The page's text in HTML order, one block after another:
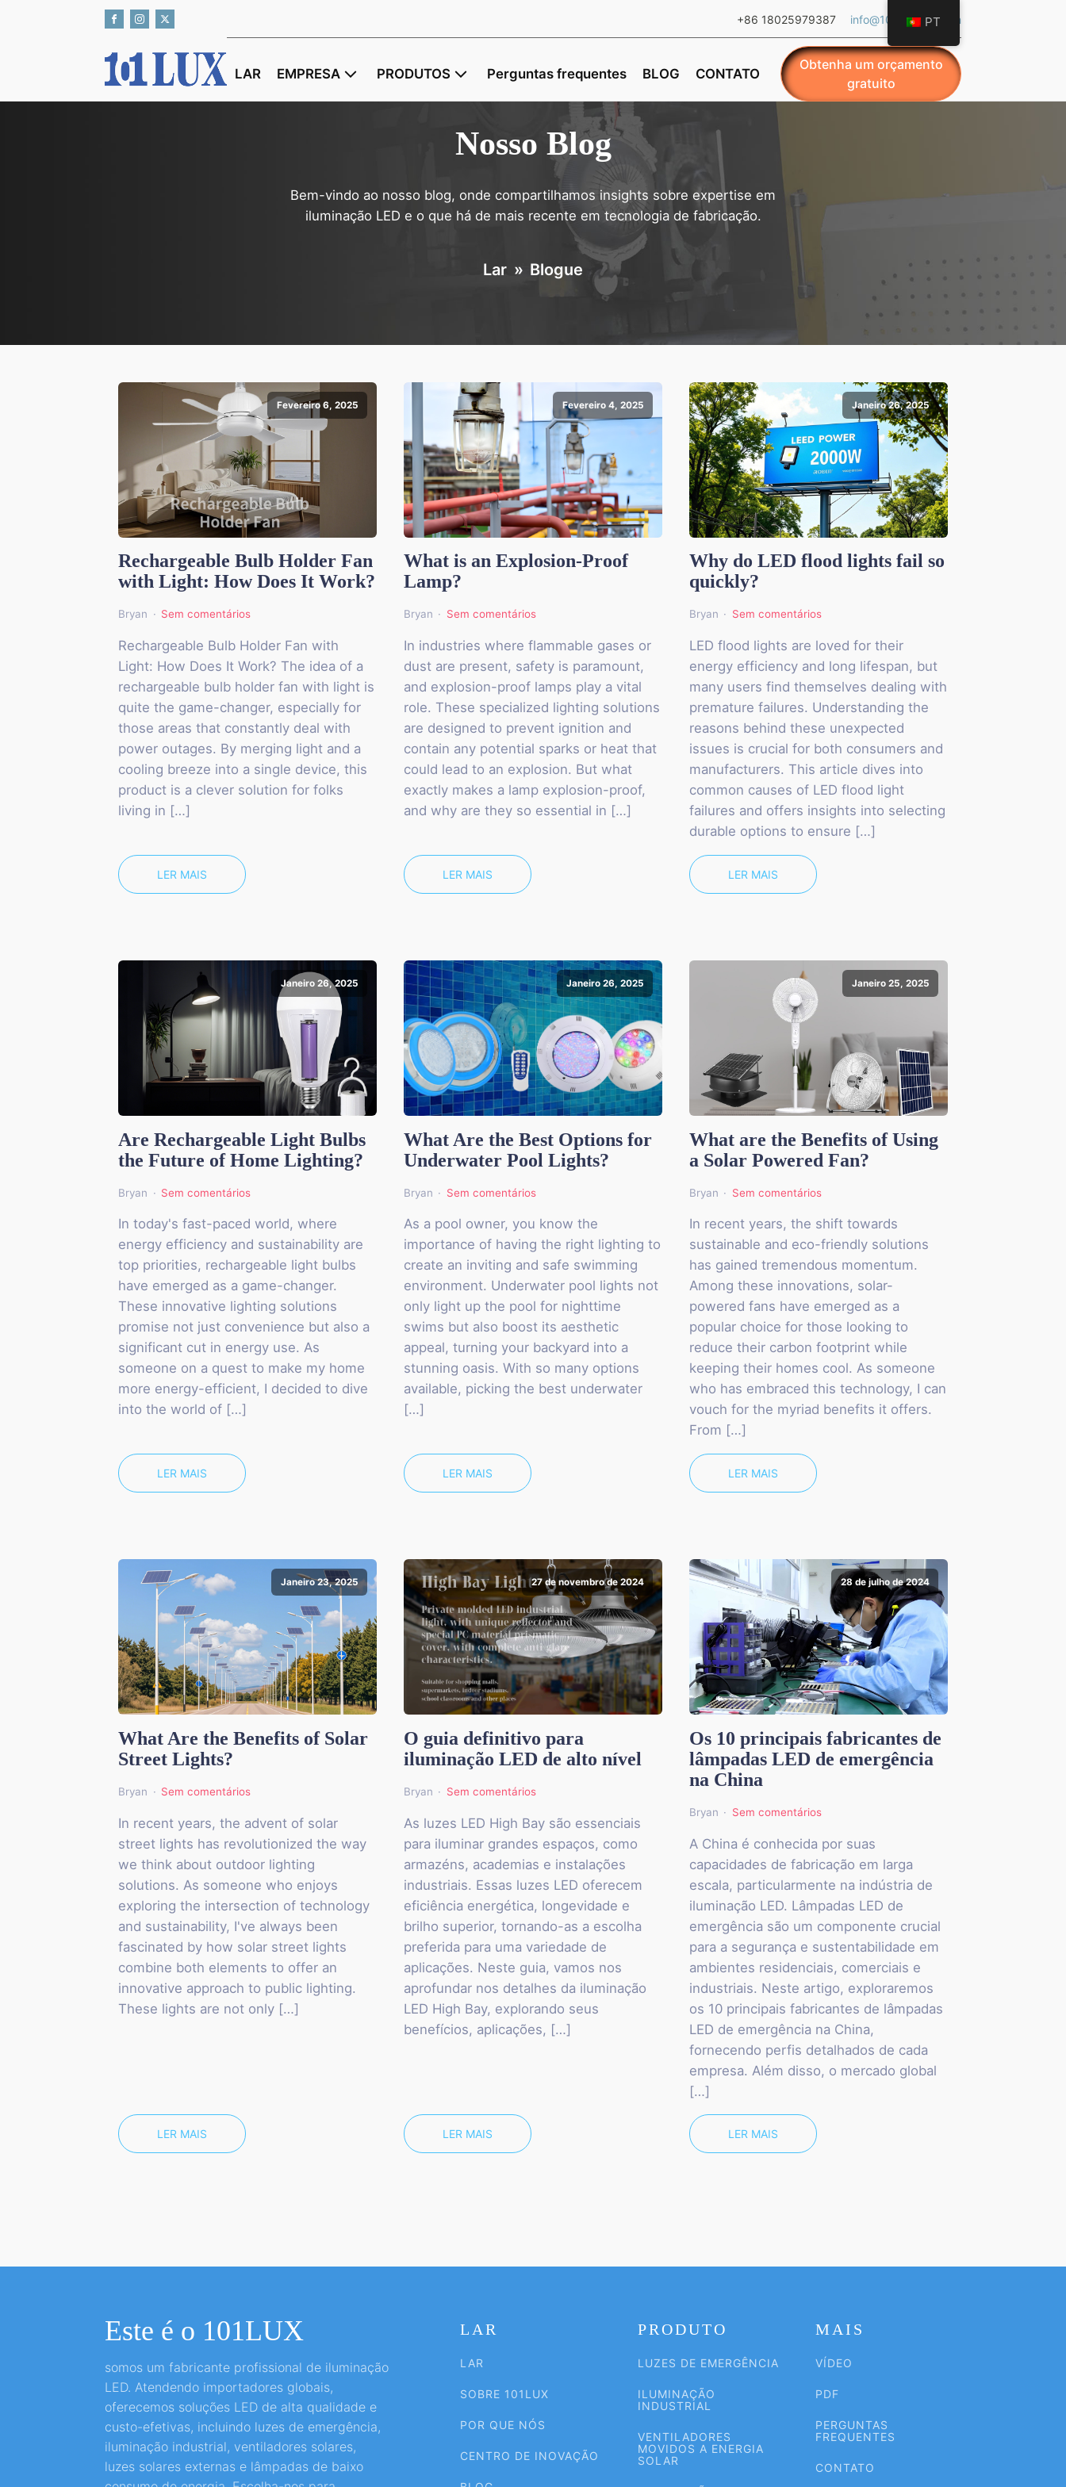
+86 18025979387 info@101ledlight.com
LAR EMPRESA PRODUTOS Perguntas frequentes BLOG CONTATO
Obtenha um orçamento
gratuito
Nosso Blog
Bem-vindo ao nosso blog, onde compartilhamos insights sobre expertise em
iluminação LED e o que há de mais recente em tecnologia de fabricação.
Lar » Blogue
Fevereiro 6, 2025
Rechargeable Bulb Holder Fan
with Light: How Does It Work?
Bryan Sem comentários
Rechargeable Bulb Holder Fan with
Light: How Does It Work? The idea of a
rechargeable bulb holder fan with light is
quite the game-changer, especially for
those areas that constantly deal with
power outages. By merging light and a
cooling breeze into a single device, this
product is a clever solution for folks
living in […]
LER MAIS
Fevereiro 4, 2025
What is an Explosion-Proof
Lamp?
Bryan Sem comentários
In industries where flammable gases or
dust are present, safety is paramount,
and explosion-proof lamps play a vital
role. These specialized lighting solutions
are designed to prevent ignition and
contain any potential sparks or heat that
could lead to an explosion. But what
exactly makes a lamp explosion-proof,
and why are they so essential in […]
LER MAIS
Janeiro 26, 2025
Why do LED flood lights fail so
quickly?
Bryan Sem comentários
LED flood lights are loved for their
energy efficiency and long lifespan, but
many users find themselves dealing with
premature failures. Understanding the
reasons behind these unexpected
issues is crucial for both consumers and
manufacturers. This article dives into
common causes of LED flood light
failures and offers insights into selecting
durable options to ensure […]
LER MAIS
Janeiro 26, 2025
Are Rechargeable Light Bulbs
the Future of Home Lighting?
Bryan Sem comentários
In today's fast-paced world, where
energy efficiency and sustainability are
top priorities, rechargeable light bulbs
have emerged as a game-changer.
These innovative lighting solutions
promise not just convenience but also a
significant cut in energy use. As
someone on a quest to make my home
more energy-efficient, I decided to dive
into the world of […]
LER MAIS
Janeiro 26, 2025
What Are the Best Options for
Underwater Pool Lights?
Bryan Sem comentários
As a pool owner, you know the
importance of having the right lighting to
create an inviting and safe swimming
environment. Underwater pool lights not
only light up the pool for nighttime
swims but also boost its aesthetic
appeal, turning your backyard into a
stunning oasis. With so many options
available, picking the best underwater
[…]
LER MAIS
Janeiro 25, 2025
What are the Benefits of Using
a Solar Powered Fan?
Bryan Sem comentários
In recent years, the shift towards
sustainable and eco-friendly solutions
has gained tremendous momentum.
Among these innovations, solar-
powered fans have emerged as a
popular choice for those looking to
reduce their carbon footprint while
keeping their homes cool. As someone
who has embraced this technology, I can
vouch for the myriad benefits it offers.
From […]
LER MAIS
Janeiro 23, 2025
What Are the Benefits of Solar
Street Lights?
Bryan Sem comentários
In recent years, the advent of solar
street lights has revolutionized the way
we think about outdoor lighting
solutions. As someone who enjoys
exploring the intersection of technology
and sustainability, I've always been
fascinated by how solar street lights
combine both elements to offer an
innovative approach to public lighting.
These lights are not only […]
LER MAIS
27 de novembro de 2024
O guia definitivo para
iluminação LED de alto nível
Bryan Sem comentários
As luzes LED High Bay são essenciais
para iluminar grandes espaços, como
armazéns, academias e instalações
industriais. Essas luzes LED oferecem
eficiência energética, longevidade e
brilho superior, tornando-as a escolha
preferida para uma variedade de
aplicações. Neste guia, vamos nos
aprofundar nos detalhes da iluminação
LED High Bay, explorando seus
benefícios, aplicações, […]
LER MAIS
28 de julho de 2024
Os 10 principais fabricantes de
lâmpadas LED de emergência
na China
Bryan Sem comentários
A China é conhecida por suas
capacidades de fabricação em larga
escala, particularmente na indústria de
iluminação LED. Lâmpadas LED de
emergência são um componente crucial
para a segurança e sustentabilidade em
ambientes residenciais, comerciais e
industriais. Neste artigo, exploraremos
os 10 principais fabricantes de lâmpadas
LED de emergência na China,
fornecendo perfis detalhados de cada
empresa. Além disso, o mercado global
[…]
LER MAIS
Este é o 101LUX
somos um fabricante profissional de iluminação
LED. Atendendo importadores globais,
oferecemos soluções LED de alta qualidade e
custo-efetivas, incluindo luzes de emergência,
iluminação industrial, ventiladores solares,
luzes solares externas e lâmpadas de baixo
LAR
LAR
SOBRE 101LUX
POR QUE NÓS
CENTRO DE INOVAÇÃO
PRODUTO
LUZES DE EMERGÊNCIA
ILUMINAÇÃO
INDUSTRIAL
VENTILADORES
MOVIDOS A ENERGIA
SOLAR
MAIS
VÍDEO
PDF
PERGUNTAS
FREQUENTES
CONTATO
PT